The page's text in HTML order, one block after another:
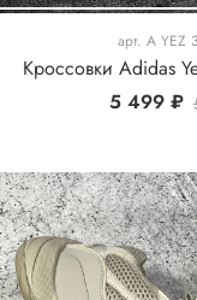
арт. A YEZ
Кроссовки Adidas
5 499 ₽